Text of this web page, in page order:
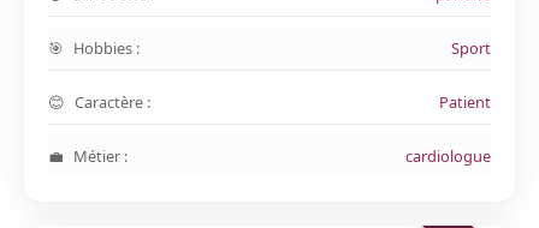
Hobbies : Sport
Caractère : Patient
Métier : cardiologue